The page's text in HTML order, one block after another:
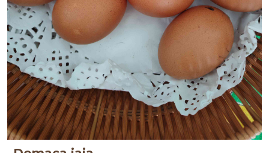
Domaca jaja
PG Živanović, Mionica
138.00 rsd/kom 138.00 rsd/kg
Dostupna količina:2 kom
Kupi